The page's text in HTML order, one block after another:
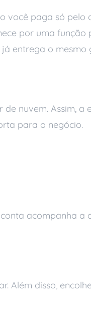
você paga só pelo
por uma função
entrega o mesmo
nuvem. Assim, a
para o negócio.
acompanha a
Além disso,